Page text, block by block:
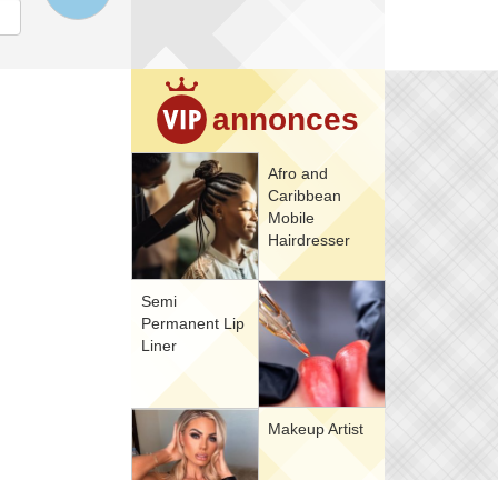
annonces
Afro and
Caribbean
Mobile
Hairdresser
Semi
Permanent Lip
Liner
Makeup Artist